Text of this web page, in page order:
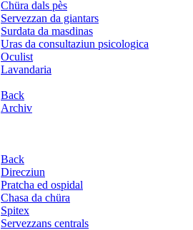
Chüra dals pès
Servezzan da giantars
Surdata da masdinas
Uras da consultaziun psicologica
Oculist
Lavandaria
Back
Archiv
Back
Direcziun
Pratcha ed ospidal
Chasa da chüra
Spitex
Servezzans centrals